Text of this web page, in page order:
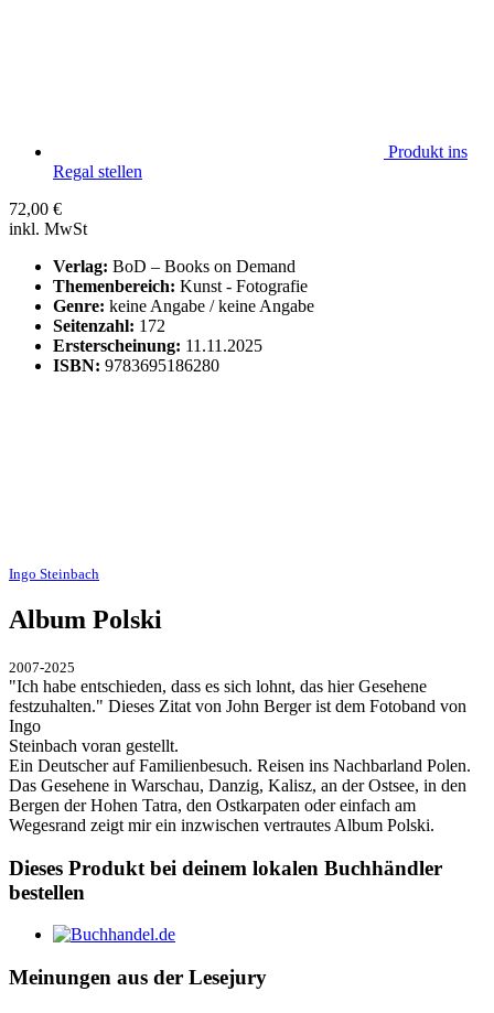
Produkt ins
Regal stellen
72,00 €
inkl. MwSt
Verlag: BoD – Books on Demand
Themenbereich: Kunst - Fotografie
Genre: keine Angabe / keine Angabe
Seitenzahl: 172
Ersterscheinung: 11.11.2025
ISBN: 9783695186280
Ingo Steinbach
Album Polski
2007-2025
"Ich habe entschieden, dass es sich lohnt, das hier Gesehene
festzuhalten." Dieses Zitat von John Berger ist dem Fotoband von
Ingo
Steinbach voran gestellt.
Ein Deutscher auf Familienbesuch. Reisen ins Nachbarland Polen.
Das Gesehene in Warschau, Danzig, Kalisz, an der Ostsee, in den
Bergen der Hohen Tatra, den Ostkarpaten oder einfach am
Wegesrand zeigt mir ein inzwischen vertrautes Album Polski.
Dieses Produkt bei deinem lokalen Buchhändler
bestellen
Meinungen aus der Lesejury